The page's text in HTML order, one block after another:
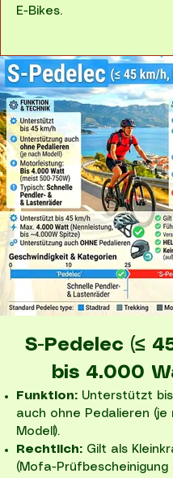
E-Bikes.
S-Pedelec (≤
bis 4.000
Funktion: Unterstützt
auch ohne Pedalieren (je
Modell).
Rechtlich: Gilt als
(Mofa-Prüfbescheinigung